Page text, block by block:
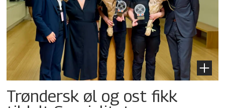
Trøndersk øl og ost fikk